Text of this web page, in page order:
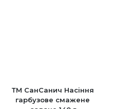
ТМ СанСанич Насіння
гарбузове смажене